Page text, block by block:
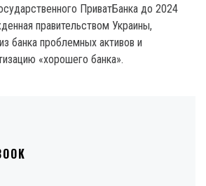
ПриватБанка до 2024
правительством Украины,
банка проблемных активов и
«хорошего банка».